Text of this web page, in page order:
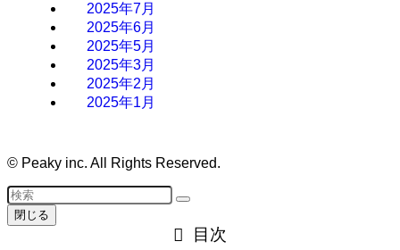
2025年7月
2025年6月
2025年5月
2025年3月
2025年2月
2025年1月
© Peaky inc. All Rights Reserved.
閉じる
目次